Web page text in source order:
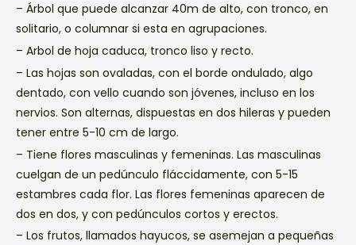
– Árbol que puede alcanzar 40m de alto, con tronco, en
solitario, o columnar si esta en agrupaciones.
– Arbol de hoja caduca, tronco liso y recto.
– Las hojas son ovaladas, con el borde ondulado, algo
dentado, con vello cuando son jóvenes, incluso en los
nervios. Son alternas, dispuestas en dos hileras y pueden
tener entre 5-10 cm de largo.
– Tiene flores masculinas y femeninas. Las masculinas
cuelgan de un pedúnculo fláccidamente, con 5-15
estambres cada flor. Las flores femeninas aparecen de
dos en dos, y con pedúnculos cortos y erectos.
– Los frutos, llamados hayucos, se asemejan a pequeñas